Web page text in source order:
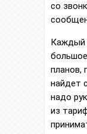
со
Каждый
планов,
найдет
надо
из